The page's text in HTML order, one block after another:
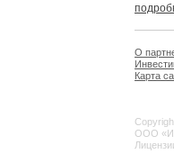
О
Карта
ООО